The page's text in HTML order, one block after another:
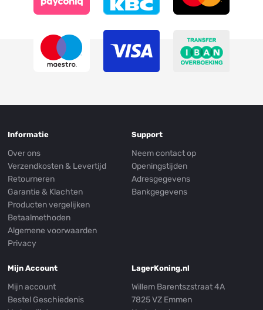
Informatie
Over ons
Verzendkosten & Levertijd
Retourneren
Garantie & Klachten
Producten vergelijken
Betaalmethoden
Algemene voorwaarden
Privacy
Support
Neem contact op
Openingstijden
Adresgegevens
Bankgegevens
Mijn Account
Mijn account
Bestel Geschiedenis
LagerKoning.nl
Willem Barentszstraat 4A
7825 VZ Emmen